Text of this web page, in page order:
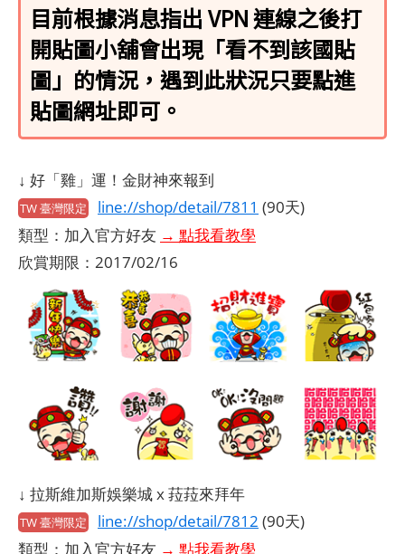
目前根據消息指出 VPN 連線之後打
開貼圖小舖會出現「看不到該國貼
圖」的情況，遇到此狀況只要點進
貼圖網址即可。
↓ 好「雞」運！金財神來報到
TW 臺灣限定 line://shop/detail/7811 (90天)
類型：加入官方好友 → 點我看教學
欣賞期限：2017/02/16
↓ 拉斯維加斯娛樂城 x 菈菈來拜年
TW 臺灣限定 line://shop/detail/7812 (90天)
類型：加入官方好友 → 點我看教學